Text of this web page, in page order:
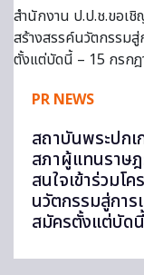
PR NEWS
สถาบันพระปกเ
สภาผู้แทนราษ
สนใจเข้าร่วมโ
นวัตกรรมสู่การ
สมัครตั้งแต่บัด